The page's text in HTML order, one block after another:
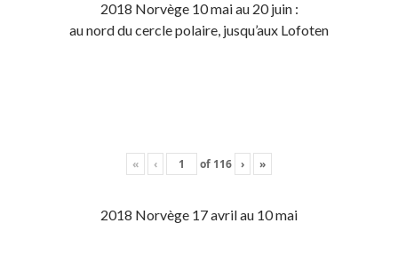
2018 Norvège 10 mai au 20 juin :
au nord du cercle polaire, jusqu’aux Lofoten
« ‹ of 116 › »
2018 Norvège 17 avril au 10 mai